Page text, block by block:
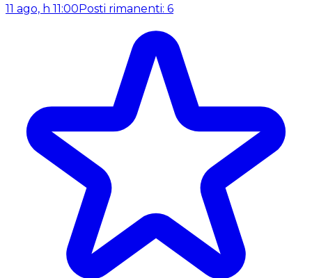
11 ago, h 11:00 Posti rimanenti: 6